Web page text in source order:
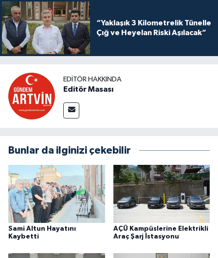
“Yaklaşık 3 Kilometrelik Tünelle
Çığ ve Heyelan Riski Aşılacak”
EDITÖR HAKKINDA
Editör Masası
Bunlar da ilginizi çekebilir
Sami Altun Hayatını
Kaybetti
AÇÜ Kampüslerine Elektrikli
Araç Şarj İstasyonu